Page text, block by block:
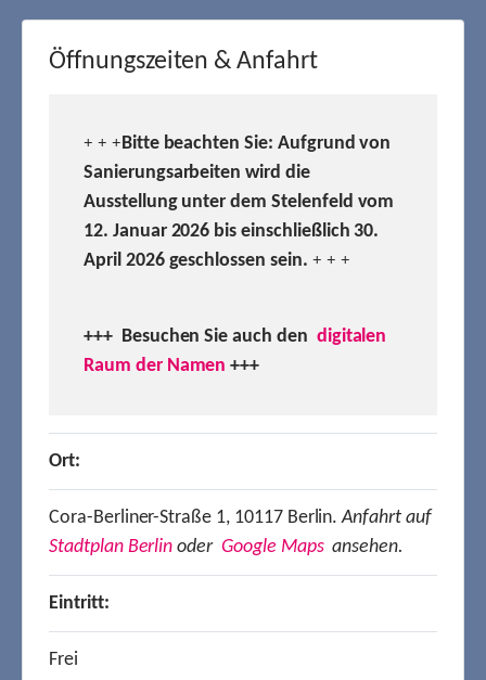
Öffnungszeiten & Anfahrt
+ + +Bitte beachten Sie: Aufgrund von
Sanierungsarbeiten wird die
Ausstellung unter dem Stelenfeld vom
12. Januar 2026 bis einschließlich 30.
April 2026 geschlossen sein. + + +
+++ Besuchen Sie auch den digitalen
Raum der Namen +++
Ort:
Cora-Berliner-Straße 1, 10117 Berlin.Anfahrt auf
Stadtplan Berlin oder Google Mapsansehen.
Eintritt:
Frei